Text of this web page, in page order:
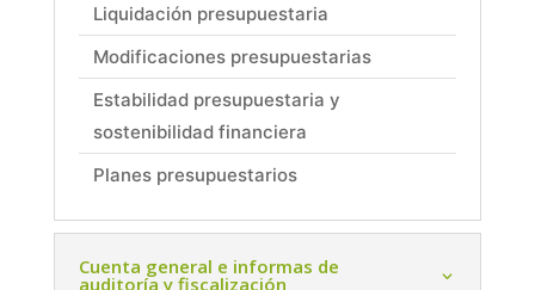
Liquidación presupuestaria
Modificaciones presupuestarias
Estabilidad presupuestaria y
sostenibilidad financiera
Planes presupuestarios
Cuenta general e informas de
auditoría y fiscalización